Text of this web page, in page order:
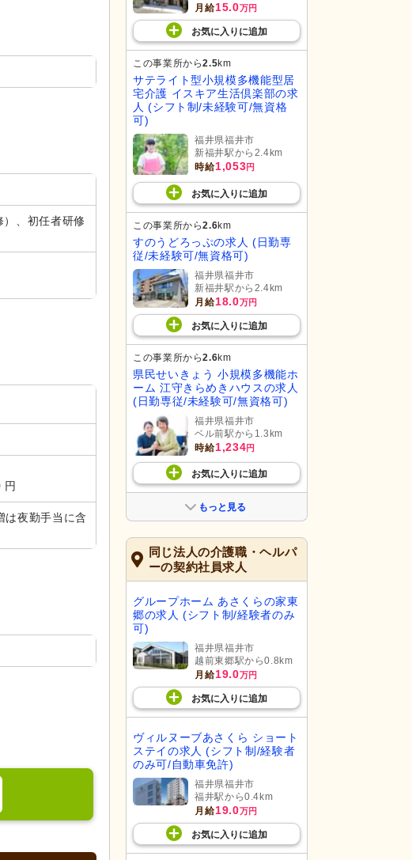
、初任者研修
円
夜勤手当に含
月給15.0万円
お気に入り に追加
この事業所から2.5km
サテライト型小規模多機能型居
宅介護 イスキア生活倶楽部の求
人 (シフト制/未経験可/無資格
可)
福井県福井市
新福井駅から2.4km
時給1,053円
お気に入り に追加
この事業所から2.6km
すのうどろっぷの求人 (日勤専
従/未経験可/無資格可)
福井県福井市
新福井駅から2.4km
月給18.0万円
お気に入り に追加
この事業所から2.6km
県民せいきょう 小規模多機能ホ
ーム 江守きらめきハウスの求人
(日勤専従/未経験可/無資格可)
福井県福井市
ベル前駅から1.3km
時給1,234円
お気に入り に追加
もっと見る
同じ法人の介護職・ヘルパ
ーの契約社員求人
グループホーム あさくらの家東
郷の求人 (シフト制/経験者のみ
可)
福井県福井市
越前東郷駅から0.8km
月給19.0万円
お気に入り に追加
ヴィルヌーブあさくら ショート
ステイの求人 (シフト制/経験者
のみ可/自動車免許)
福井県福井市
福井駅から0.4km
月給19.0万円
お気に入り に追加